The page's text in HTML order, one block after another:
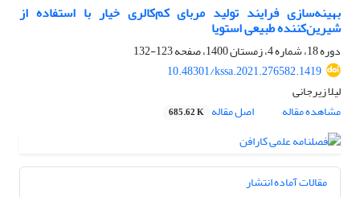
بهینه‌سازی فرایند تولید مربای کم‌کالری خیار با استفاده از
شیرین‌کننده طبیعی استویا
دوره 18، شماره 4، زمستان 1400، صفحه
123-132
10.48301/kssa.2021.276582.1419
لیلا زیرجانی
مشاهده مقاله
اصل مقاله 685.62 K
مقالات آماده انتشار